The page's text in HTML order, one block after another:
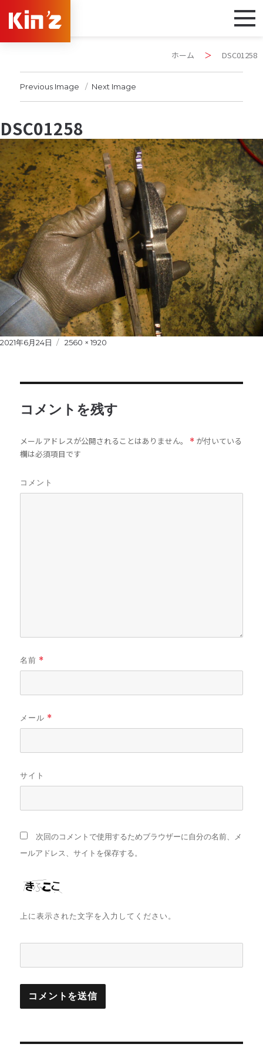
ホーム ＞ DSC01258
Previous Image Next Image
DSC01258
Posted
2021年6月24日
Full
2560 × 1920
コメントを残す
メールアドレスが公開されることはありません。 * が付いている
欄は必須項目です
コメント
名前 *
メール *
サイト
次回のコメントで使用するためブラウザーに自分の名前、メ
ールアドレス、サイトを保存する。
上に表示された文字を入力してください。